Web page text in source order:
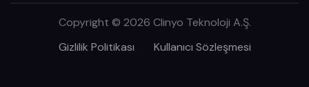
Copyright © 2026 Clinyo Teknoloji A.Ş.
Gizlilik Politikası
Kullanıcı Sözleşmesi